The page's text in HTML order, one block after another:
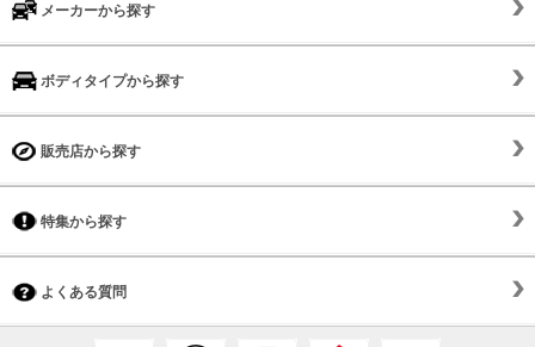
メーカーから探す
ボディタイプから探す
販売店から探す
特集から探す
よくある質問